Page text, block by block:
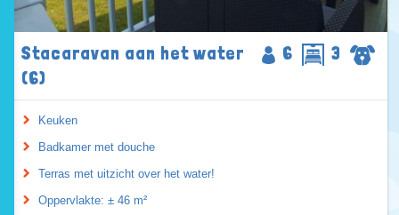
Stacaravan aan het water
(6)
6 3
Keuken
Badkamer met douche
Terras met uitzicht over het water!
Oppervlakte: ± 46 m²